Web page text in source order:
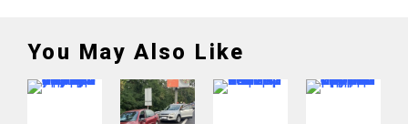
You May Also Like